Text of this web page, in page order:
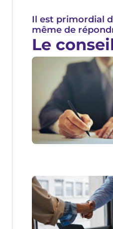
Il est primordial
même de
Le
Image
Image